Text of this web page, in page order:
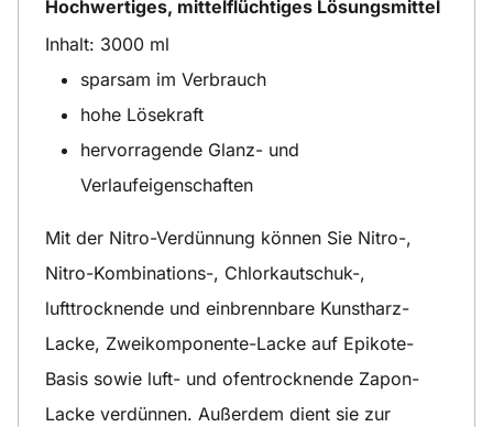
Hochwertiges, mittelflüchtiges Lösungsmittel
Inhalt: 3000 ml
sparsam im Verbrauch
hohe Lösekraft
hervorragende Glanz- und
Verlaufeigenschaften
Mit der Nitro-Verdünnung können Sie Nitro-,
Nitro-Kombinations-, Chlorkautschuk-,
lufttrocknende und einbrennbare Kunstharz-
Lacke, Zweikomponente-Lacke auf Epikote-
Basis sowie luft- und ofentrocknende Zapon-
Lacke verdünnen. Außerdem dient sie zur